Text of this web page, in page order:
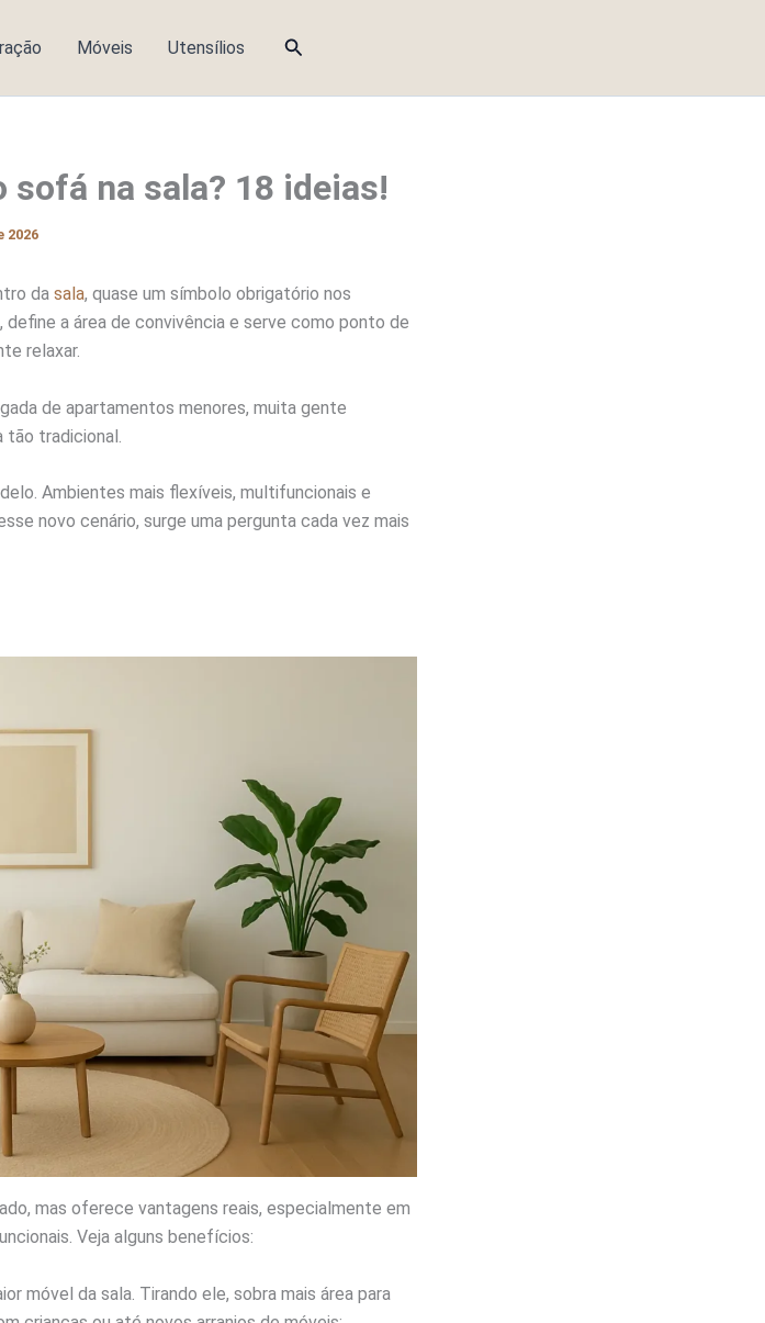
Móveis Utensílios Pesquisar
na sala? 18 ideias!
2026
da sala, quase um símbolo obrigatório nos
a área de convivência e serve como ponto de
relaxar.
de apartamentos menores, muita gente
tão tradicional.
Ambientes mais flexíveis, multifuncionais e
novo cenário, surge uma pergunta cada vez mais
mas oferece vantagens reais, especialmente em
Veja alguns benefícios:
móvel da sala. Tirando ele, sobra mais área para